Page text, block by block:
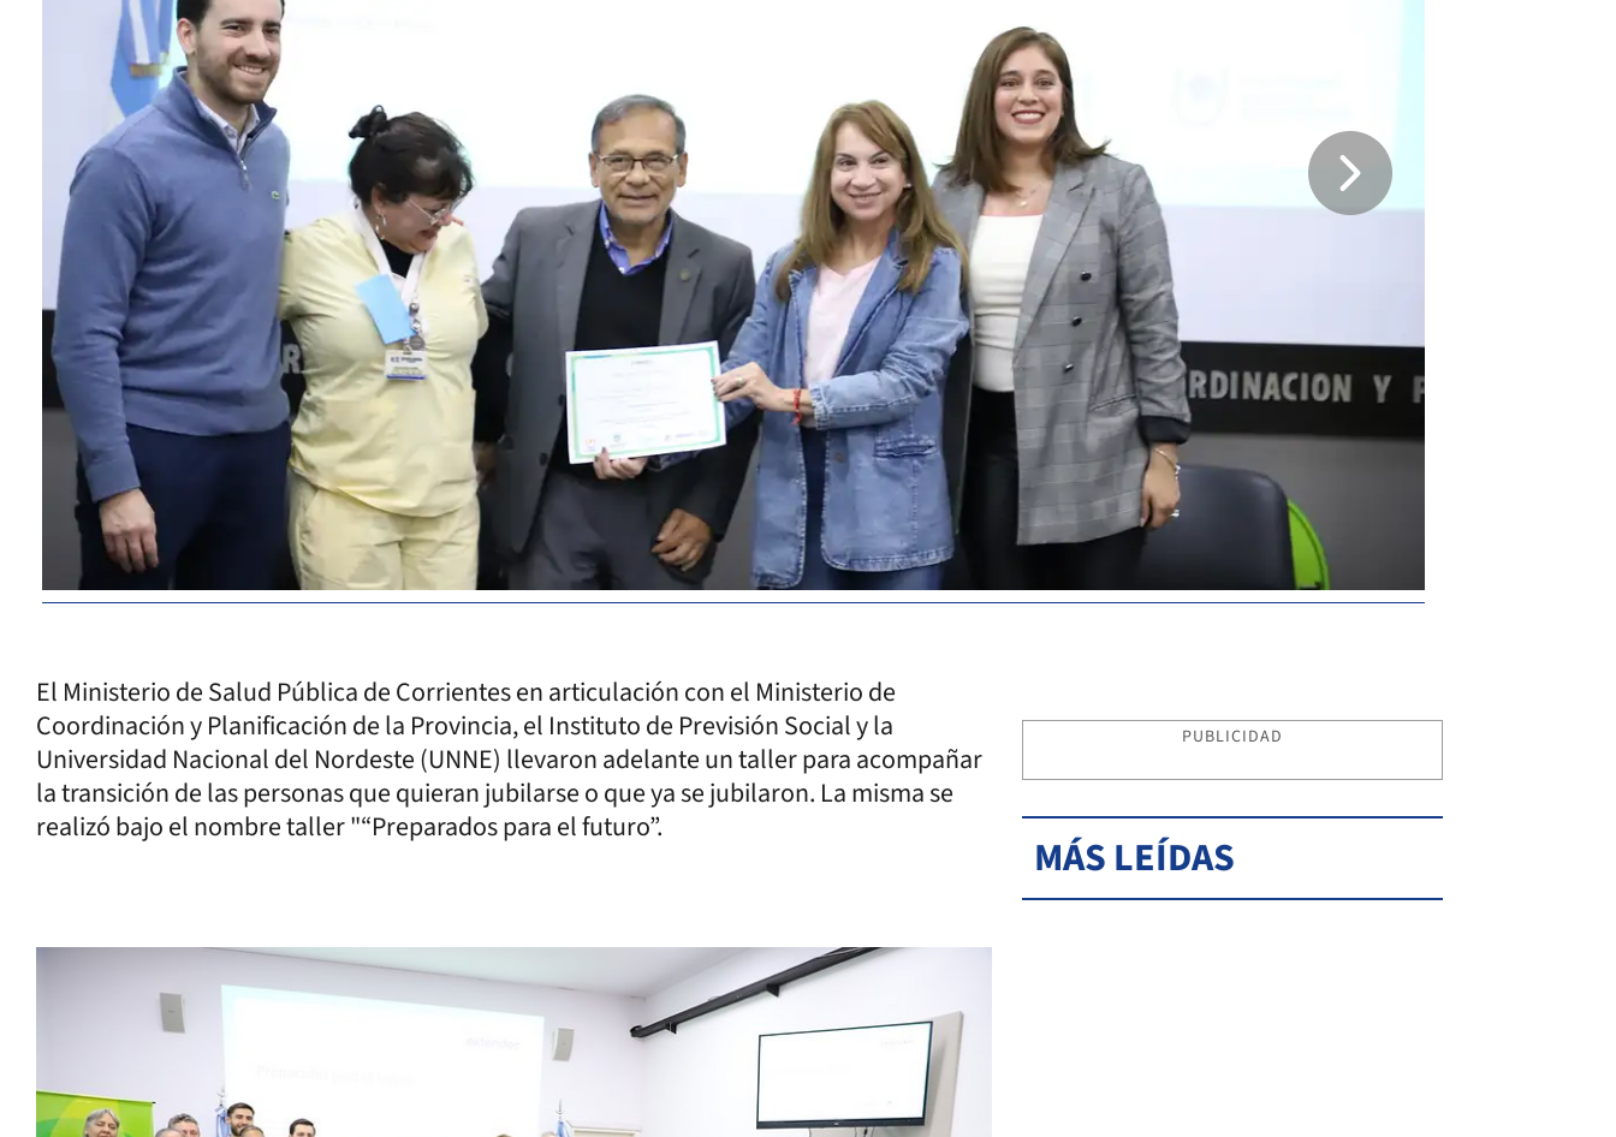
El Ministerio de Salud Pública de Corrientes en articulación con el Ministerio de
Coordinación y Planificación de la Provincia, el Instituto de Previsión Social y la
Universidad Nacional del Nordeste (UNNE) llevaron adelante un taller para acompañar
la transición de las personas que quieran jubilarse o que ya se jubilaron. La misma se
realizó bajo el nombre taller "“Preparados para el futuro”.
PUBLICIDAD
MÁS LEÍDAS